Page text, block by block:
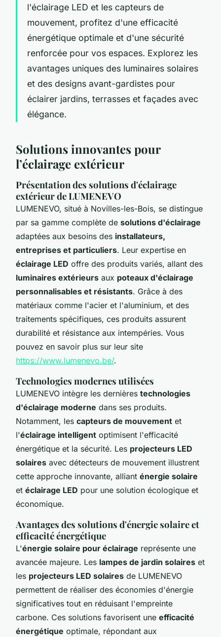
l'éclairage LED et les capteurs de
mouvement, profitez d'une efficacité
énergétique optimale et d'une sécurité
renforcée pour vos espaces. Explorez les
avantages uniques des luminaires solaires
et des designs avant-gardistes pour
éclairer jardins, terrasses et façades avec
élégance.
Solutions innovantes pour
l’éclairage extérieur
Présentation des solutions d'éclairage
extérieur de LUMENEVO
LUMENEVO, situé à Novilles-les-Bois, se distingue
par sa gamme complète de solutions d'éclairage
adaptées aux besoins des installateurs,
entreprises et particuliers. Leur expertise en
éclairage LED offre des produits variés, allant des
luminaires extérieurs aux poteaux d'éclairage
personnalisables et résistants. Grâce à des
matériaux comme l'acier et l'aluminium, et des
traitements spécifiques, ces produits assurent
durabilité et résistance aux intempéries. Vous
pouvez en savoir plus sur leur site
https://www.lumenevo.be/.
Technologies modernes utilisées
LUMENEVO intègre les dernières technologies
d'éclairage moderne dans ses produits.
Notamment, les capteurs de mouvement et
l'éclairage intelligent optimisent l'efficacité
énergétique et la sécurité. Les projecteurs LED
solaires avec détecteurs de mouvement illustrent
cette approche innovante, alliant énergie solaire
et éclairage LED pour une solution écologique et
économique.
Avantages des solutions d'énergie solaire et
efficacité énergétique
L'énergie solaire pour éclairage représente une
avancée majeure. Les lampes de jardin solaires et
les projecteurs LED solaires de LUMENEVO
permettent de réaliser des économies d'énergie
significatives tout en réduisant l'empreinte
carbone. Ces solutions favorisent une efficacité
énergétique optimale, répondant aux